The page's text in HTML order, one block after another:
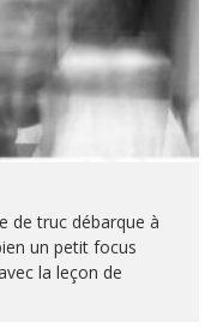
de truc débarque à
un petit focus
la leçon de